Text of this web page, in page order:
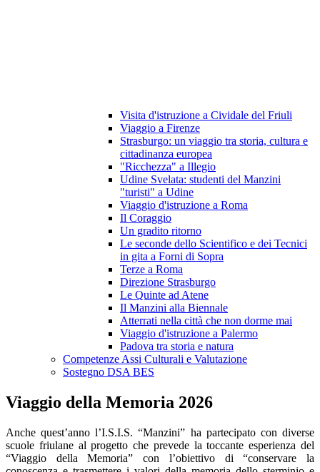
Visita d'istruzione a Cividale del Friuli
Viaggio a Firenze
Strasburgo: un viaggio tra storia, cultura e
cittadinanza europea
"Ricchezza" a Illegio
Udine Svelata: studenti del Manzini
"turisti" a Udine
Viaggio d'istruzione a Roma
Il Coraggio
Un gradito ritorno
Le seconde dello Scientifico e dei Tecnici
in gita a Forni di Sopra
Terze a Roma
Direzione Strasburgo
Le Quinte ad Atene
Il Manzini alla Biennale
Atterrati nella città che non dorme mai
Viaggio d'istruzione a Palermo
Padova tra storia e natura
Competenze Assi Culturali e Valutazione
Sostegno DSA BES
Viaggio della Memoria 2026
Anche quest’anno l’I.S.I.S. “Manzini” ha partecipato con diverse
scuole friulane al progetto che prevede la toccante esperienza del
“Viaggio della Memoria” con l’obiettivo di “conservare la